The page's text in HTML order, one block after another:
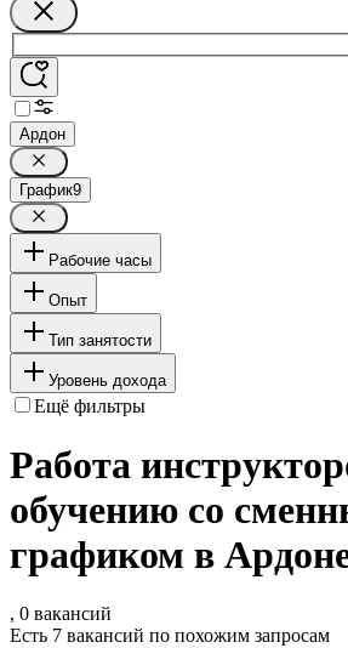
Ардон
График9
Рабочие часы
Опыт
Тип занятости
Уровень дохода
Ещё фильтры
Работа
обучению со
графиком в
, 0 вакансий
Есть 7 вакансий по похожим запросам